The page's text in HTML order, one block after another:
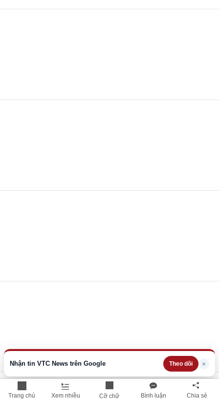
Trang chủ Xem nhiều Cỡ chữ Bình luận Chia sẻ
Nhận tin VTC News trên Google Theo dõi ×